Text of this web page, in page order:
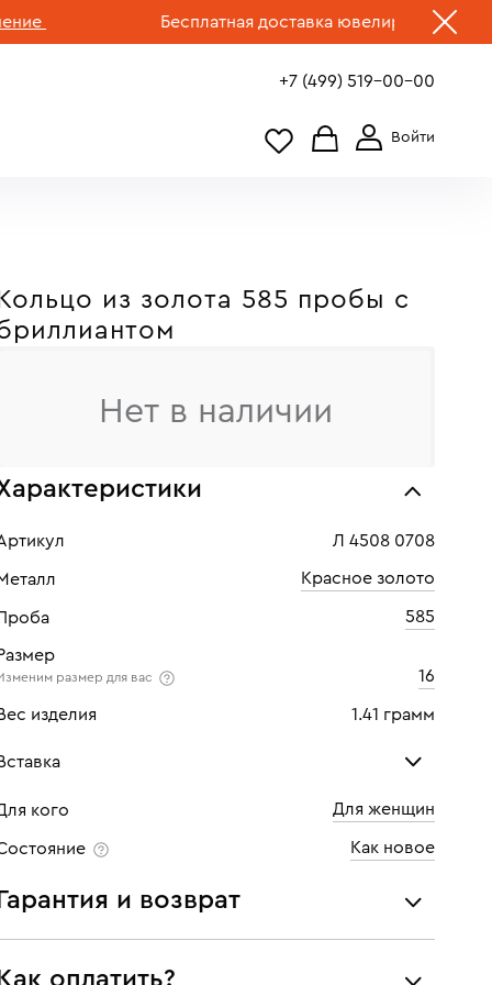
Бесплатная доставка ювелирных изделий по
+7 (499) 519-00-00
Кольцо из золота 585 пробы c
Нет в наличии
Л 4508 0708
Красное золото
585
размер для вас 16
изделия 1.41 грамм
Бриллиант
Количество 1 шт
Каратность 0,07
кого Для женщин
Как новое
Гарантия и возврат
предоставляем следующие гарантии:
Как оплатить?